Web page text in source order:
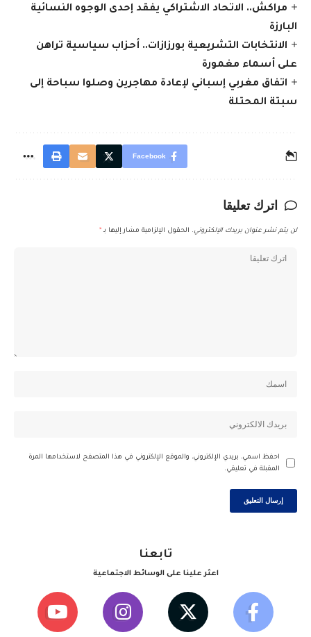
مراكش.. الاتحاد الاشتراكي يفقد إحدى الوجوه النسائية
البارزة
الانتخابات التشريعية بورزازات.. أحزاب سياسية تراهن
على أسماء مغمورة
اتفاق مغربي إسباني لإعادة مهاجرين وصلوا سباحة إلى
سبتة المحتلة
Facebook
اترك تعليقا
لن يتم نشر عنوان بريدك الإلكتروني. الحقول الإلزامية مشار إليها بـ *
احفظ اسمي، بريدي الإلكتروني، والموقع الإلكتروني في هذا المتصفح لاستخدامها المرة
المقبلة في تعليقي.
تابعنا
اعثر علينا على الوسائط الاجتماعية